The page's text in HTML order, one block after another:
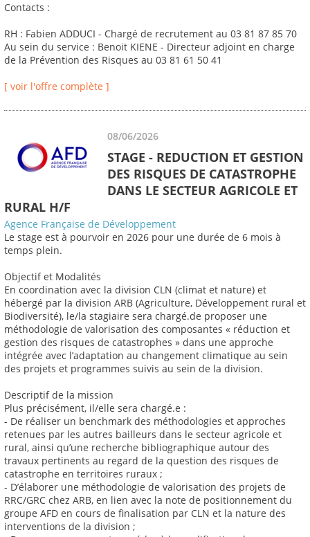
Contacts :
RH : Fabien ADDUCI - Chargé de recrutement au 03 81 87 85 70
Au sein du service : Benoit KIENE - Directeur adjoint en charge
de la Prévention des Risques au 03 81 61 50 41
[ voir l'offre complète ]
08/06/2026
STAGE - REDUCTION ET GESTION
DES RISQUES DE CATASTROPHE
DANS LE SECTEUR AGRICOLE ET
RURAL H/F
Agence Française de Développement
Le stage est à pourvoir en 2026 pour une durée de 6 mois à
temps plein.
Objectif et Modalités
En coordination avec la division CLN (climat et nature) et
hébergé par la division ARB (Agriculture, Développement rural et
Biodiversité), le/la stagiaire sera chargé.de proposer une
méthodologie de valorisation des composantes « réduction et
gestion des risques de catastrophes » dans une approche
intégrée avec l’adaptation au changement climatique au sein
des projets et programmes suivis au sein de la division.
Descriptif de la mission
Plus précisément, il/elle sera chargé.e :
- De réaliser un benchmark des méthodologies et approches
retenues par les autres bailleurs dans le secteur agricole et
rural, ainsi qu’une recherche bibliographique autour des
travaux pertinents au regard de la question des risques de
catastrophe en territoires ruraux ;
- D’élaborer une méthodologie de valorisation des projets de
RRC/GRC chez ARB, en lien avec la note de positionnement du
groupe AFD en cours de finalisation par CLN et la nature des
interventions de la division ;